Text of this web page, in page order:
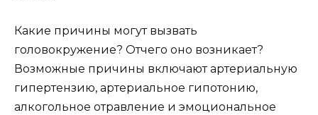
Какие причины могут вызвать
головокружение? Отчего оно возникает?
Возможные причины включают артериальную
гипертензию, артериальное гипотонию,
алкогольное отравление и эмоциональное